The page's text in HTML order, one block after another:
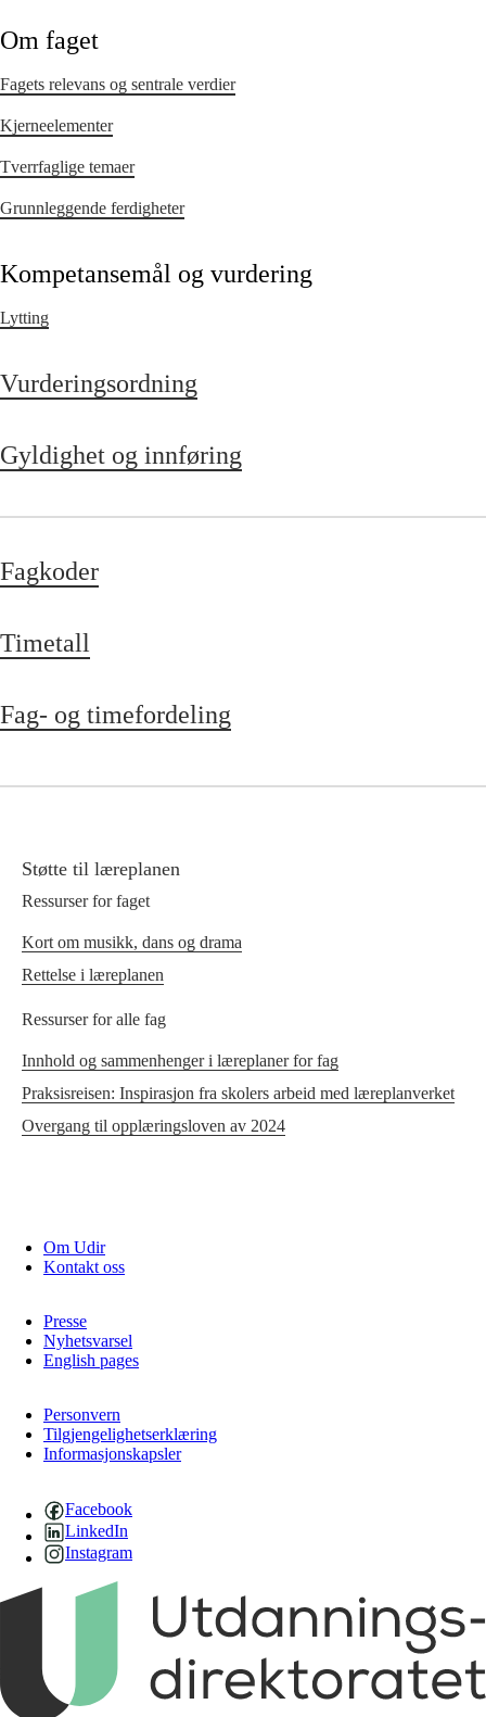
Om faget
Fagets relevans og sentrale verdier
Kjerneelementer
Tverrfaglige temaer
Grunnleggende ferdigheter
Kompetansemål og vurdering
Lytting
Vurderingsordning
Gyldighet og innføring
Fagkoder
Timetall
Fag- og timefordeling
Støtte til læreplanen
Ressurser for faget
Kort om musikk, dans og drama
Rettelse i læreplanen
Ressurser for alle fag
Innhold og sammenhenger i læreplaner for fag
Praksisreisen: Inspirasjon fra skolers arbeid med læreplanverket
Overgang til opplæringsloven av 2024
Om Udir
Kontakt oss
Presse
Nyhetsvarsel
English pages
Personvern
Tilgjengelighetserklæring
Informasjonskapsler
Facebook
LinkedIn
Instagram